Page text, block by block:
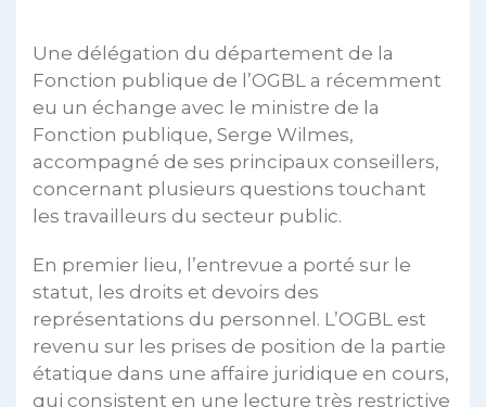
Une délégation du département de la
Fonction publique de l’OGBL a récemment
eu un échange avec le ministre de la
Fonction publique, Serge Wilmes,
accompagné de ses principaux conseillers,
concernant plusieurs questions touchant
les travailleurs du secteur public.
En premier lieu, l’entrevue a porté sur le
statut, les droits et devoirs des
représentations du personnel. L’OGBL est
revenu sur les prises de position de la partie
étatique dans une affaire juridique en cours,
qui consistent en une lecture très restrictive